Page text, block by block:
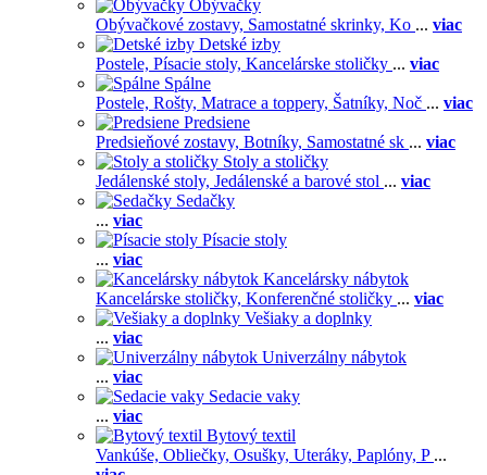
Obývačky
Obývačkové zostavy, Samostatné skrinky, Ko ... viac
Detské izby
Postele, Písacie stoly, Kancelárske stoličky ... viac
Spálne
Postele, Rošty, Matrace a toppery, Šatníky, Noč ... viac
Predsiene
Predsieňové zostavy, Botníky, Samostatné sk ... viac
Stoly a stoličky
Jedálenské stoly, Jedálenské a barové stol ... viac
Sedačky
... viac
Písacie stoly
... viac
Kancelársky nábytok
Kancelárske stoličky, Konferenčné stoličky ... viac
Vešiaky a doplnky
... viac
Univerzálny nábytok
... viac
Sedacie vaky
... viac
Bytový textil
Vankúše, Obliečky, Osušky, Uteráky, Paplóny, P ...